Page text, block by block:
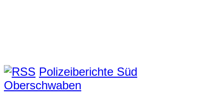
Polizeiberichte Süd
Oberschwaben